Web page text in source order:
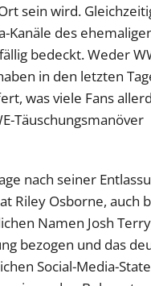
sein wird.
Kanäle des
bedeckt. Weder
in den letzten
was viele Fans
Täuschungsmanöver
nach seiner
Riley Osborne, auch
Namen Josh
bezogen und das
Social-Media-